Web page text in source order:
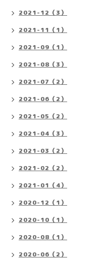
2021-12（3）
2021-11（1）
2021-09（1）
2021-08（3）
2021-07（2）
2021-06（2）
2021-05（2）
2021-04（3）
2021-03（2）
2021-02（2）
2021-01（4）
2020-12（1）
2020-10（1）
2020-08（1）
2020-06（2）